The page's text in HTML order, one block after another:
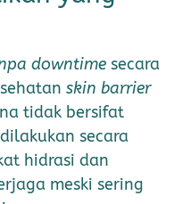
downtime secara
skin barrier
tidak bersifat
secara
hidrasi dan
meski sering